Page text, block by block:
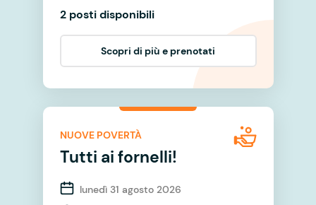
2 posti disponibili
Scopri di più e prenotati
NUOVE POVERTÀ
Tutti ai fornelli!
lunedì 31 agosto 2026